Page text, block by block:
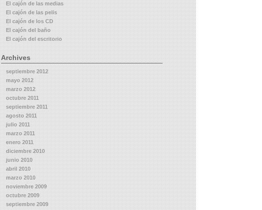
El cajón de las medias
El cajón de las pelis
El cajón de los CD
El cajón del baño
El cajón del escritorio
Archives
septiembre 2012
mayo 2012
marzo 2012
octubre 2011
septiembre 2011
agosto 2011
julio 2011
marzo 2011
enero 2011
diciembre 2010
junio 2010
abril 2010
marzo 2010
noviembre 2009
octubre 2009
septiembre 2009